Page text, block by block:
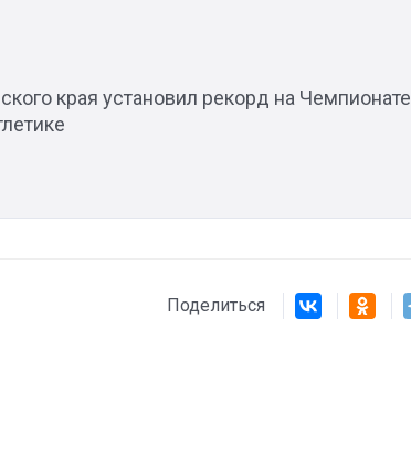
края установил рекорд на Чемпионате
Поделиться